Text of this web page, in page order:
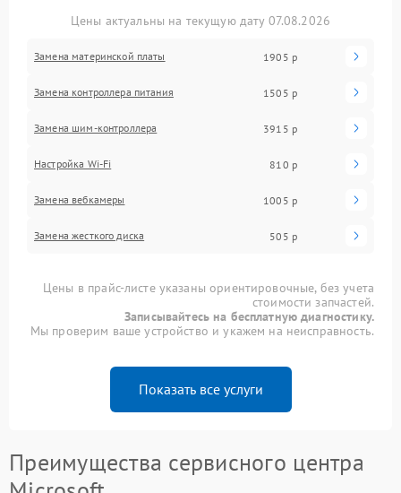
Цены актуальны на текущую дату 07.08.2026
Замена материнской платы 1905 р
Замена контроллера питания 1505 р
Замена шим-контроллера 3915 р
Настройка Wi-Fi 810 р
Замена вебкамеры 1005 р
Замена жесткого диска 505 р
Цены в прайс-листе указаны ориентировочные, без учета
стоимости запчастей.
Записывайтесь на бесплатную диагностику.
Мы проверим ваше устройство и укажем на неисправность.
Показать все услуги
Преимущества сервисного центра